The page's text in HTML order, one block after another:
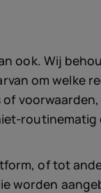
ook. Wij
om welke
of tot
worden